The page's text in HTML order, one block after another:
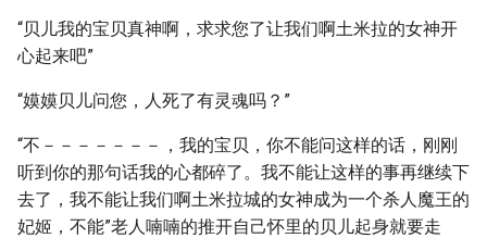
“贝儿我的宝贝真神啊，求求您了让我们啊土米拉的女神开
心起来吧”
“嫫嫫贝儿问您，人死了有灵魂吗？”
“不－－－－－－－，我的宝贝，你不能问这样的话，刚刚
听到你的那句话我的心都碎了。我不能让这样的事再继续下
去了，我不能让我们啊土米拉城的女神成为一个杀人魔王的
妃姬，不能”老人喃喃的推开自己怀里的贝儿起身就要走